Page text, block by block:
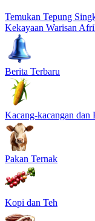
Temukan Tepung
Kekayaan Warisan
Berita Terbaru
Kacang-kacangan dan
Pakan Ternak
Kopi dan Teh